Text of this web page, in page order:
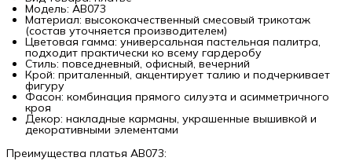
Модель: AB073
Материал: высококачественный смесовый трикотаж
(состав уточняется производителем)
Цветовая гамма: универсальная пастельная палитра,
подходит практически ко всему гардеробу
Стиль: повседневный, офисный, вечерний
Крой: приталенный, акцентирует талию и подчеркивает
фигуру
Фасон: комбинация прямого силуэта и асимметричного
кроя
Декор: накладные карманы, украшенные вышивкой и
декоративными элементами
Преимущества платья AB073: